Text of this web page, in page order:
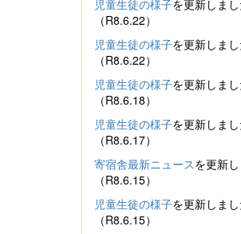
児童生徒の様子を更新しま
（R8.6.22）
児童生徒の様子を更新しま
（R8.6.22）
児童生徒の様子を更新しま
（R8.6.18）
児童生徒の様子を更新しま
（R8.6.17）
寄宿舎最新ニュースを更新
（R8.6.15）
児童生徒の様子を更新しま
（R8.6.15）